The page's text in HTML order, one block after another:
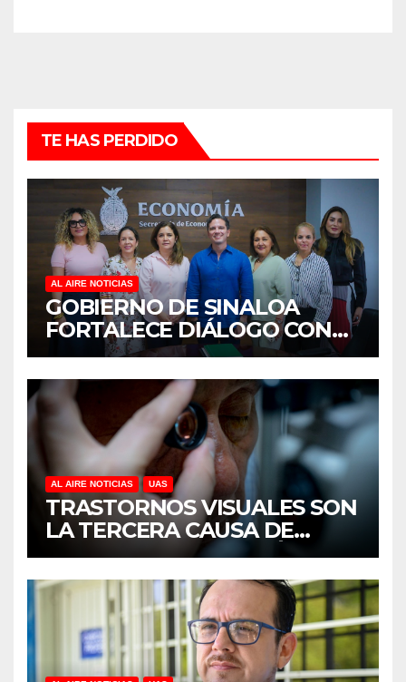
TE HAS PERDIDO
AL AIRE NOTICIAS
GOBIERNO DE SINALOA
FORTALECE DIÁLOGO CON
MUJERES EMPRESARIAS DE
CULIACÁN
AL AIRE NOTICIAS UAS
TRASTORNOS VISUALES SON
LA TERCERA CAUSA DE
DISCAPACIDAD EN MÉXICO,
REVELA ESTUDIO DEL
CIDOCS DE LA UAS